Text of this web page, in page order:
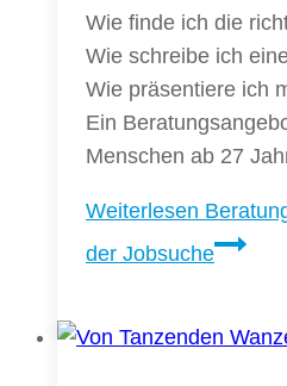
Wie finde ich die
Wie schreibe ich
Wie präsentiere ich
Ein
Menschen ab 27
Weiterlesen
der Jobsuche